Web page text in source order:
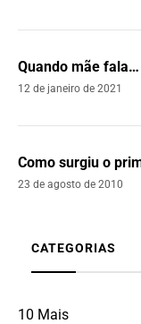
Quando mãe fala…
12 de janeiro de 2021
Como surgiu o
23 de agosto de 2010
CATEGORIAS
10 Mais